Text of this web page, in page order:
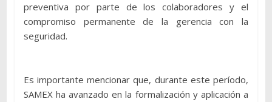
preventiva por parte de los colaboradores y el
compromiso permanente de la gerencia con la
seguridad.
Es importante mencionar que, durante este período,
SAMEX ha avanzado en la formalización y aplicación a